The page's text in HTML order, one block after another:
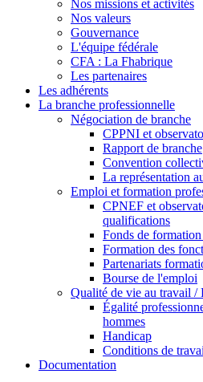
Nos missions et activités
Nos valeurs
Gouvernance
L'équipe fédérale
CFA : La Fhabrique
Les partenaires
Les adhérents
La branche professionnelle
Négociation de branche
CPPNI et
Rapport de branche
Convention
La représentation
Emploi et formation
CPNEF et
qualifications
Fonds de
Formation des
Partenariats
Bourse de l'emploi
Qualité de vie au travail /
Égalité
hommes
Handicap
Conditions de
Documentation